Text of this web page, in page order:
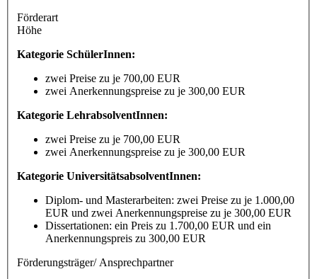
Förderart
Höhe
Kategorie SchülerInnen:
zwei Preise zu je 700,00 EUR
zwei Anerkennungspreise zu je 300,00 EUR
Kategorie LehrabsolventInnen:
zwei Preise zu je 700,00 EUR
zwei Anerkennungspreise zu je 300,00 EUR
Kategorie UniversitätsabsolventInnen:
Diplom- und Masterarbeiten: zwei Preise zu je 1.000,00
EUR und zwei Anerkennungspreise zu je 300,00 EUR
Dissertationen: ein Preis zu 1.700,00 EUR und ein
Anerkennungspreis zu 300,00 EUR
Förderungsträger/ Ansprechpartner